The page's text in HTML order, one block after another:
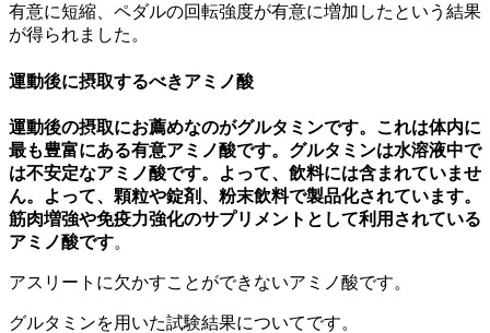
有意に短縮、ペダルの回転強度が有意に増加したという結果
が得られました。
運動後に摂取するべきアミノ酸
運動後の摂取にお薦めなのがグルタミンです。これは体内に
最も豊富にある有意アミノ酸です。グルタミンは水溶液中で
は不安定なアミノ酸です。よって、飲料には含まれていませ
ん。よって、顆粒や錠剤、粉末飲料で製品化されています。
筋肉増強や免疫力強化のサプリメントとして利用されている
アミノ酸です。
アスリートに欠かすことができないアミノ酸です。
グルタミンを用いた試験結果についてです。